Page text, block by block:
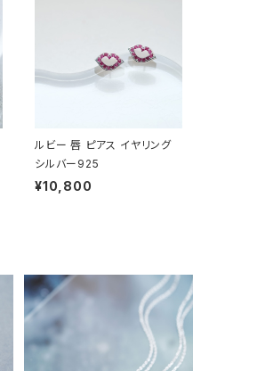
ルビー 唇 ピアス イヤリング
シルバー925
¥10,800